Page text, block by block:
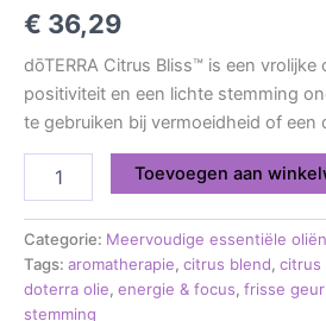
€ 36,29
dōTERRA Citrus Bliss™ is een
positiviteit en een lichte stemming
te gebruiken bij vermoeidheid of een
Toevoegen aan
Categorie: Meervoudige essentiële oliën
Tags: aromatherapie, citrus blend, citrus
doterra olie, energie & focus, frisse geur
stemming